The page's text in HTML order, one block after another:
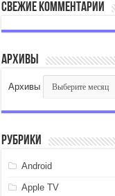
Свежие комментарии
Архивы
Архивы
Рубрики
Android
Apple TV